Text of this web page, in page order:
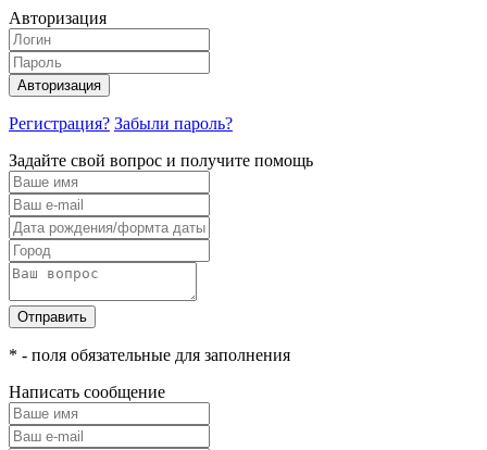
Авторизация
Авторизация
Регистрация? Забыли пароль?
Задайте свой вопрос и получите помощь
Отправить
* - поля обязательные для заполнения
Написать сообщение